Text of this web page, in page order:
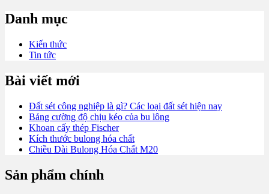
Danh mục
Kiến thức
Tin tức
Bài viết mới
Đất sét công nghiệp là gì? Các loại đất sét hiện nay
Bảng cường độ chịu kéo của bu lông
Khoan cấy thép Fischer
Kích thước bulong hóa chất
Chiều Dài Bulong Hóa Chất M20
Sản phẩm chính